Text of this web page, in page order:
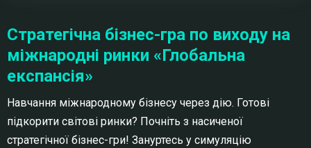
Стратегічна бізнес-гра по виходу на
міжнародні ринки «Глобальна
експансія»
Навчання міжнародному бізнесу через дію. Готові
підкорити світові ринки? Почніть з насиченої
стратегічної бізнес-гри! Зануртесь у симуляцію